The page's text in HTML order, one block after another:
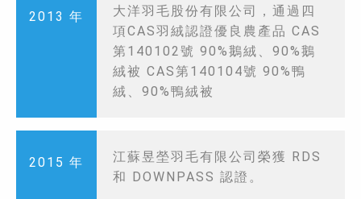
2013 年
大洋羽毛股份有限公司，通過四
項CAS羽絨認證優良農產品 CAS
第140102號 90%鵝絨、90%鵝
絨被 CAS第140104號 90%鴨
絨、90%鴨絨被
2015 年
江蘇昱塋羽毛有限公司榮獲 RDS
和 DOWNPASS 認證。